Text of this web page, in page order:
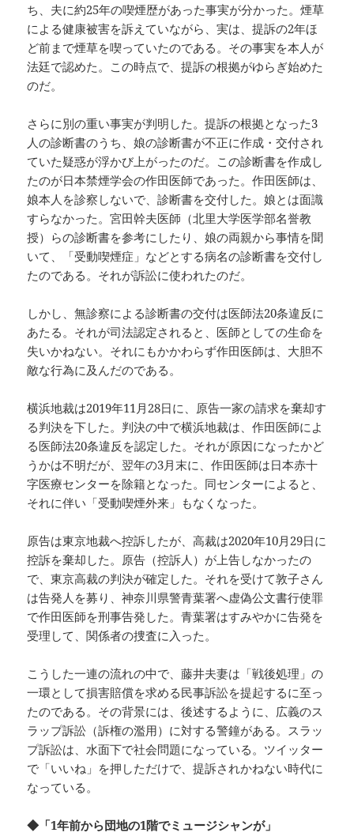
ち、夫に約25年の喫煙歴があった事実が分かった。煙草
による健康被害を訴えていながら、実は、提訴の2年ほ
ど前まで煙草を喫っていたのである。その事実を本人が
法廷で認めた。この時点で、提訴の根拠がゆらぎ始めた
のだ。
さらに別の重い事実が判明した。提訴の根拠となった3
人の診断書のうち、娘の診断書が不正に作成・交付され
ていた疑惑が浮かび上がったのだ。この診断書を作成し
たのが日本禁煙学会の作田医師であった。作田医師は、
娘本人を診察しないで、診断書を交付した。娘とは面識
すらなかった。宮田幹夫医師（北里大学医学部名誉教
授）らの診断書を参考にしたり、娘の両親から事情を聞
いて、「受動喫煙症」などとする病名の診断書を交付し
たのである。それが訴訟に使われたのだ。
しかし、無診察による診断書の交付は医師法20条違反に
あたる。それが司法認定されると、医師としての生命を
失いかねない。それにもかかわらず作田医師は、大胆不
敵な行為に及んだのである。
横浜地裁は2019年11月28日に、原告一家の請求を棄却す
る判決を下した。判決の中で横浜地裁は、作田医師によ
る医師法20条違反を認定した。それが原因になったかど
うかは不明だが、翌年の3月末に、作田医師は日本赤十
字医療センターを除籍となった。同センターによると、
それに伴い「受動喫煙外来」もなくなった。
原告は東京地裁へ控訴したが、高裁は2020年10月29日に
控訴を棄却した。原告（控訴人）が上告しなかったの
で、東京高裁の判決が確定した。それを受けて敦子さん
は告発人を募り、神奈川県警青葉署へ虚偽公文書行使罪
で作田医師を刑事告発した。青葉署はすみやかに告発を
受理して、関係者の捜査に入った。
こうした一連の流れの中で、藤井夫妻は「戦後処理」の
一環として損害賠償を求める民事訴訟を提起するに至っ
たのである。その背景には、後述するように、広義のス
ラップ訴訟（訴権の濫用）に対する警鐘がある。スラッ
プ訴訟は、水面下で社会問題になっている。ツイッター
で「いいね」を押しただけで、提訴されかねない時代に
なっている。
◆「1年前から団地の1階でミュージシャンが」